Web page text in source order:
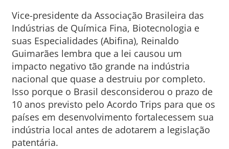
Vice-presidente da Associação Brasileira das
Indústrias de Química Fina, Biotecnologia e
suas Especialidades (Abifina), Reinaldo
Guimarães lembra que a lei causou um
impacto negativo tão grande na indústria
nacional que quase a destruiu por completo.
Isso porque o Brasil desconsiderou o prazo de
10 anos previsto pelo Acordo Trips para que os
países em desenvolvimento fortalecessem sua
indústria local antes de adotarem a legislação
patentária.